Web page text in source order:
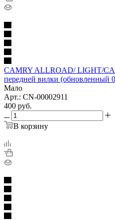
CAMRY ALLROAD/ LIGHT/
передней вилки (обновленный
Мало
Арт.: CN-00002911
400 руб.
В корзину